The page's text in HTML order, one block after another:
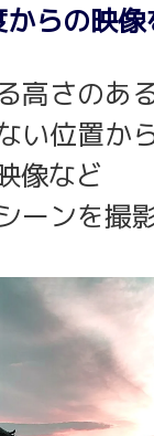
らの映
高さのあ
い位置か
像など
ーンを撮